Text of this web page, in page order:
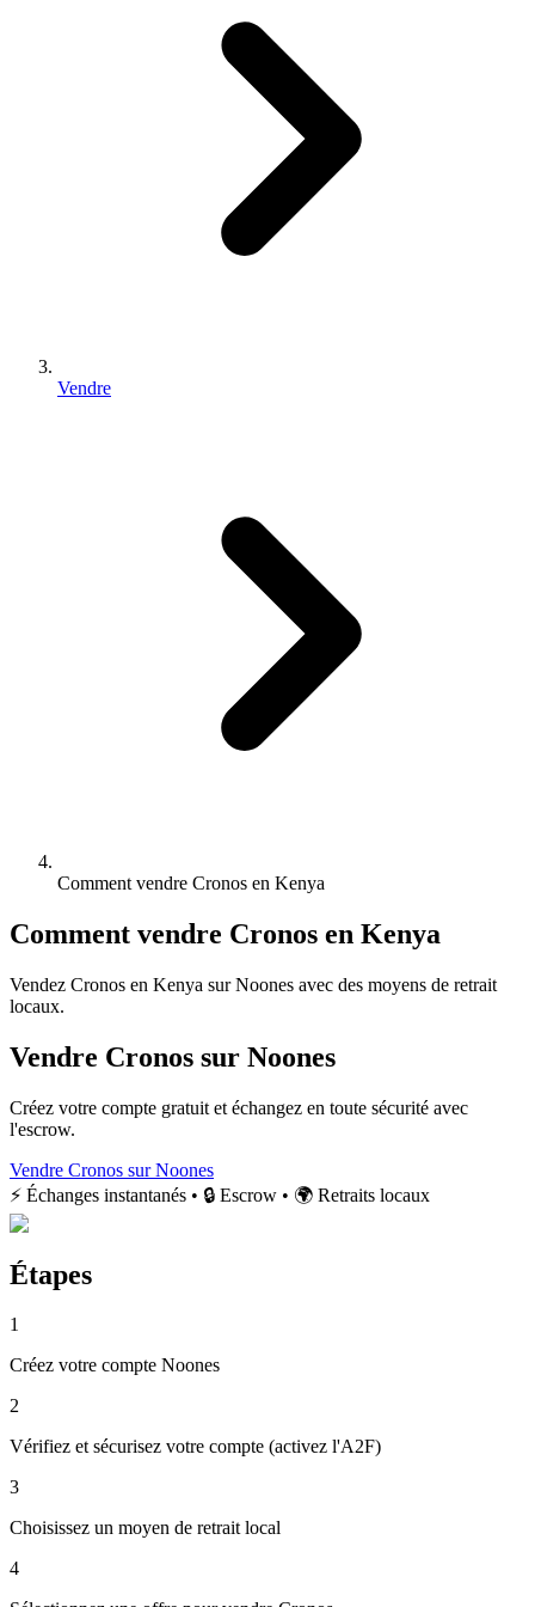
Vendre
Comment vendre Cronos en Kenya
Comment vendre Cronos en Kenya
Vendez Cronos en Kenya sur Noones avec des moyens de retrait
locaux.
Vendre Cronos sur Noones
Créez votre compte gratuit et échangez en toute sécurité avec
l'escrow.
Vendre Cronos sur Noones
⚡ Échanges instantanés • 🔒 Escrow • 🌍 Retraits locaux
Étapes
1
Créez votre compte Noones
2
Vérifiez et sécurisez votre compte (activez l'A2F)
3
Choisissez un moyen de retrait local
4